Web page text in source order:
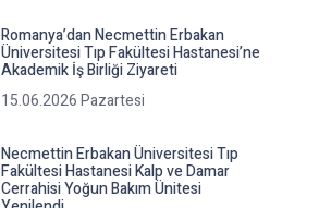
Romanya’dan Necmettin Erbakan
Üniversitesi Tıp Fakültesi Hastanesi’ne
Akademik İş Birliği Ziyareti
15.06.2026 Pazartesi
Necmettin Erbakan Üniversitesi Tıp
Fakültesi Hastanesi Kalp ve Damar
Cerrahisi Yoğun Bakım Ünitesi